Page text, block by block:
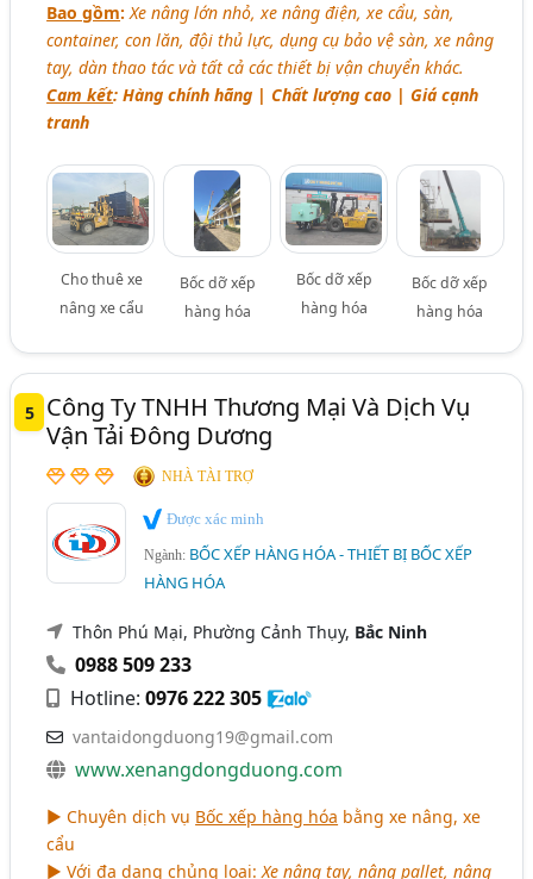
Bao gồm: Xe nâng lớn nhỏ, xe nâng điện, xe cẩu, sàn,
container, con lăn, đội thủ lực, dụng cụ bảo vệ sàn, xe nâng
tay, dàn thao tác và tất cả các thiết bị vận chuyển khác.
Cam kết: Hàng chính hãng | Chất lượng cao | Giá cạnh
tranh
Cho thuê xe
nâng xe cẩu
Bốc dỡ xếp
hàng hóa
Bốc dỡ xếp
hàng hóa
Bốc dỡ xếp
hàng hóa
5
Công Ty TNHH Thương Mại Và Dịch Vụ
Vận Tải Đông Dương
NHÀ TÀI TRỢ
Được xác minh
Ngành: BỐC XẾP HÀNG HÓA - THIẾT BỊ BỐC XẾP
HÀNG HÓA
Thôn Phú Mại, Phường Cảnh Thụy, Bắc Ninh
0988 509 233
Hotline:0976 222 305
vantaidongduong19@gmail.com
www.xenangdongduong.com
► Chuyên dịch vụ Bốc xếp hàng hóa bằng xe nâng, xe
cẩu
► Với đa dạng chủng loại:Xe nâng tay, nâng pallet, nâng